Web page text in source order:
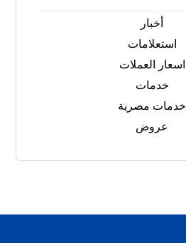
أخبار
استعلامات
اسعار العملات
خدمات
خدمات مصرية
عروض